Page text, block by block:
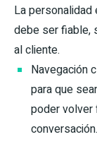
La
debe ser fiable,
al cliente.
Navegación
para que
poder volver
conversación.